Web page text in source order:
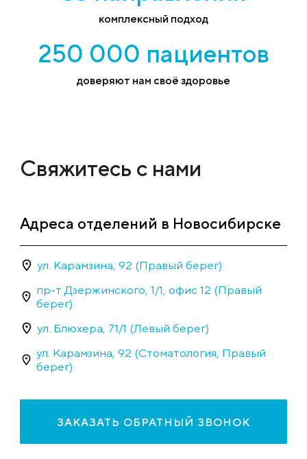
комплексный подход
250 000 пациентов
доверяют нам своё здоровье
Свяжитесь с нами
Адреса отделений в Новосибирске
ул. Карамзина, 92 (Правый берег)
пр-т Дзержинского, 1/1, офис 12 (Правый
берег)
ул. Блюхера, 71/1 (Левый берег)
ул. Карамзина, 92 (Стоматология, Правый
берег)
ЗАКАЗАТЬ ОБРАТНЫЙ ЗВОНОК